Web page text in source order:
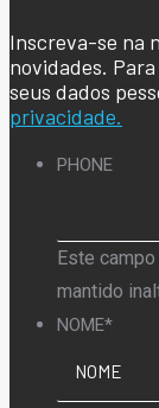
Inscreva-se na
novidades.
seus dados
privacidade.
PHONE
Este
mantido
NOME*